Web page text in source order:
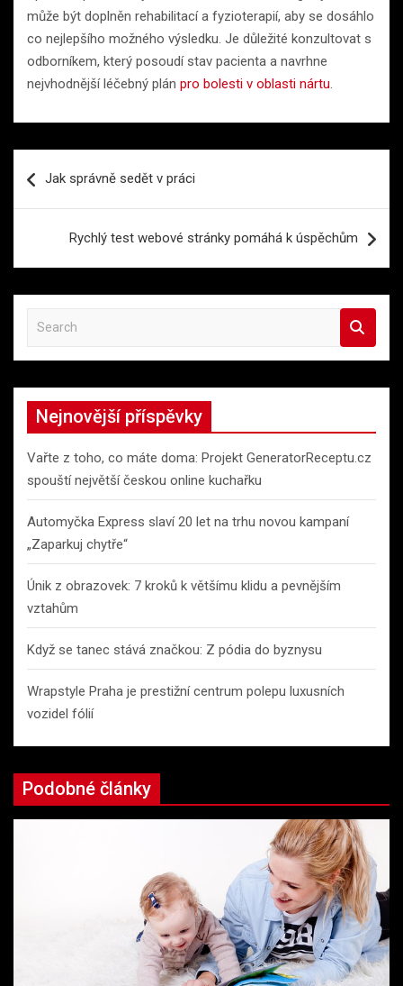
může být doplněn rehabilitací a fyzioterapií, aby se dosáhlo
co nejlepšího možného výsledku. Je důležité konzultovat s
odborníkem, který posoudí stav pacienta a navrhne
nejvhodnější léčebný plán pro bolesti v oblasti nártu
proJak správně sedět v práci
Rychlý test webové stránky pomáhá k úspěchům
a
r
h
Nejnovější příspěvky
Vařte z toho, co máte doma: Projekt GeneratorReceptu.cz
spouští největší českou online kuchařku
Automyčka Express slaví 20 let na trhu novou kampaní
„Zaparkuj chytře“
Únik z obrazovek: 7 kroků k většímu klidu a pevnějším
vztahům
Když se tanec stává značkou: Z pódia do byznysu
Wrapstyle Praha je prestižní centrum polepu luxusních
vozidel fólií
Podobné články